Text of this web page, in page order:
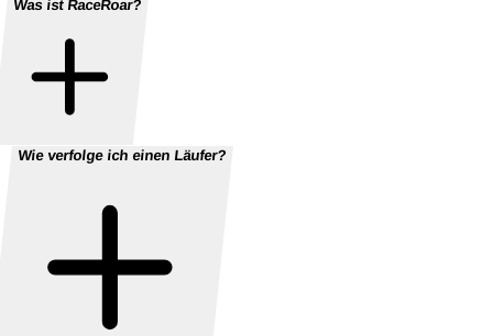
Was ist RaceRoar?
Wie verfolge ich einen Läufer?